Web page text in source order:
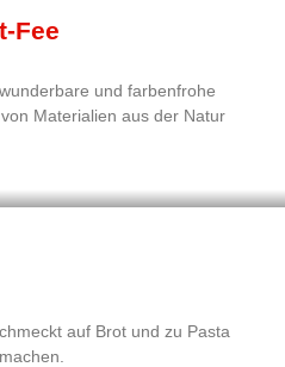
Fee
und farbenfrohe
Materialien aus der Natur
auf Brot und zu Pasta